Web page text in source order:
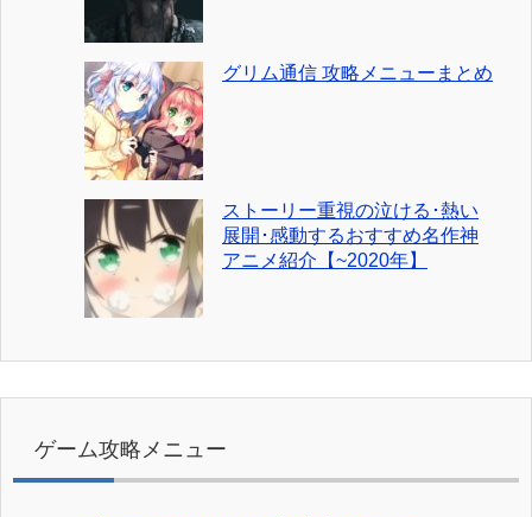
グリム通信 攻略メニューまとめ
ストーリー重視の泣ける･熱い
展開･感動するおすすめ名作神
アニメ紹介【~2020年】
ゲーム攻略メニュー